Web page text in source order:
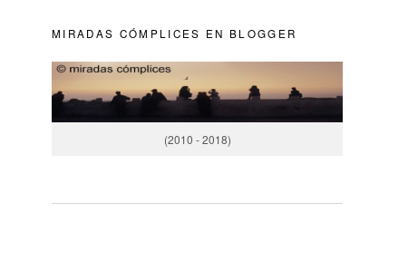
MIRADAS CÓMPLICES EN BLOGGER
(2010 - 2018)